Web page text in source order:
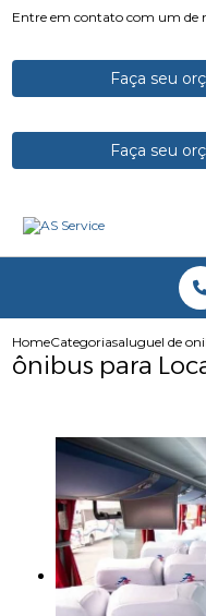
Entre em contato com um de
Faça seu
Faça seu
HomeCategoriasaluguel de
ônibus para